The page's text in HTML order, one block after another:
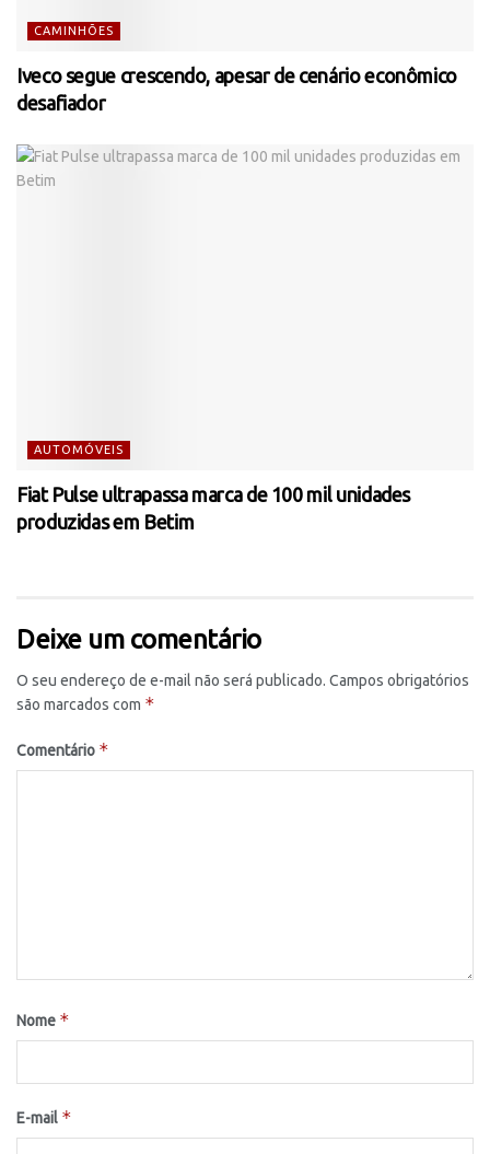
CAMINHÕES
Iveco segue crescendo, apesar de cenário econômico
desafiador
AUTOMÓVEIS
Fiat Pulse ultrapassa marca de 100 mil unidades
produzidas em Betim
Deixe um comentário
O seu endereço de e-mail não será publicado. Campos obrigatórios
são marcados com *
Comentário *
Nome *
E-mail *